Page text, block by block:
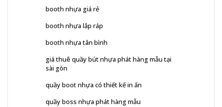
booth nhựa giá rẻ
booth nhựa lắp ráp
booth nhựa tân bình
giá thuê quầy bút nhựa phát hàng mẫu tại
sài gòn
quầy boot nhựa có thiết kế in ấn
quầy boss nhựa phát hàng mẫu